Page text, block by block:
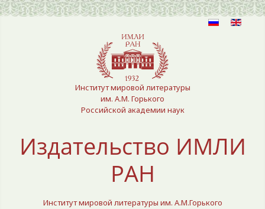
Выберите язык
Институт мировой литературы
им. А.М. Горького
Российской академии наук
Издательство ИМЛИ
РАН
Институт мировой литературы им. А.М.Горького